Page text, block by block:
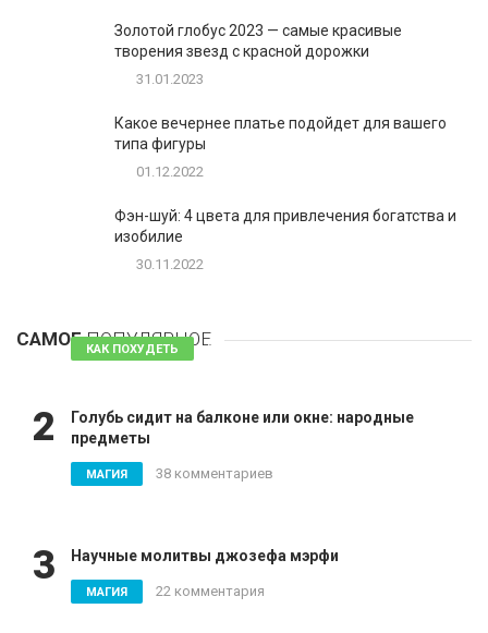
Золотой глобус 2023 — самые красивые
творения звезд с красной дорожки
31.01.2023
Какое вечернее платье подойдет для вашего
типа фигуры
01.12.2022
Фэн-шуй: 4 цвета для привлечения богатства и
изобилие
30.11.2022
САМОЕПОПУЛЯРНОЕ
КАК ПОХУДЕТЬ 81 комментарий
2
Голубь сидит на балконе или окне: народные
предметы
МАГИЯ 38 комментариев
3 Научные молитвы джозефа мэрфи
МАГИЯ 22 комментария